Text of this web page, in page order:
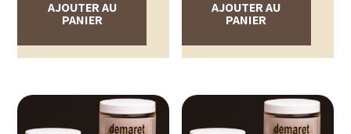
AJOUTER AU
PANIER
AJOUTER AU
PANIER